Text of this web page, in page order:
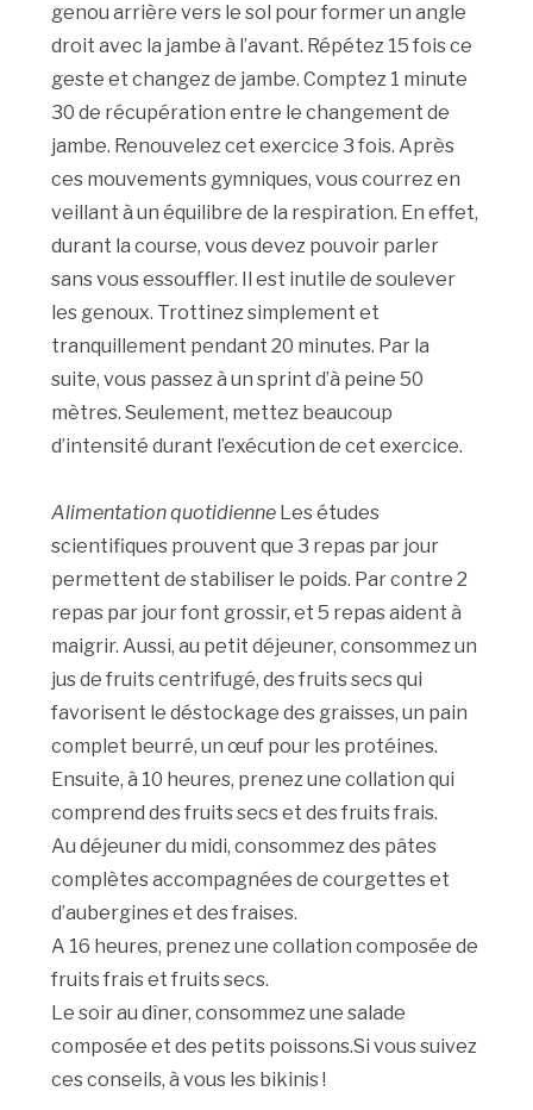
genou arrière vers le sol pour former un angle
droit avec la jambe à l’avant. Répétez 15 fois ce
geste et changez de jambe. Comptez 1 minute
30 de récupération entre le changement de
jambe. Renouvelez cet exercice 3 fois. Après
ces mouvements gymniques, vous courrez en
veillant à un équilibre de la respiration. En effet,
durant la course, vous devez pouvoir parler
sans vous essouffler. Il est inutile de soulever
les genoux. Trottinez simplement et
tranquillement pendant 20 minutes. Par la
suite, vous passez à un sprint d’à peine 50
mètres. Seulement, mettez beaucoup
d’intensité durant l’exécution de cet exercice.
Alimentation quotidienne Les études
scientifiques prouvent que 3 repas par jour
permettent de stabiliser le poids. Par contre 2
repas par jour font grossir, et 5 repas aident à
maigrir. Aussi, au petit déjeuner, consommez un
jus de fruits centrifugé, des fruits secs qui
favorisent le déstockage des graisses, un pain
complet beurré, un œuf pour les protéines.
Ensuite, à 10 heures, prenez une collation qui
comprend des fruits secs et des fruits frais.
Au déjeuner du midi, consommez des pâtes
complètes accompagnées de courgettes et
d’aubergines et des fraises.
A 16 heures, prenez une collation composée de
fruits frais et fruits secs.
Le soir au dîner, consommez une salade
composée et des petits poissons.Si vous suivez
ces conseils, à vous les bikinis !